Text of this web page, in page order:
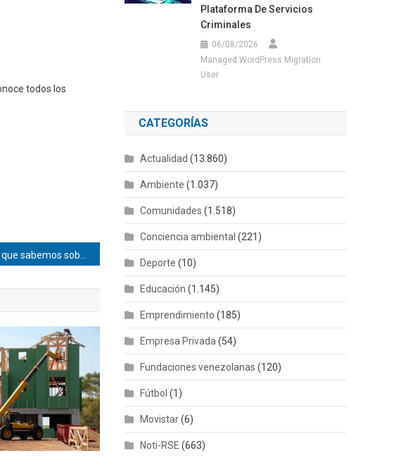
todos los
Plataforma De Servicios
Criminales
06/08/2026
Managed WordPress Migration
User
CATEGORÍAS
Actualidad (13.860)
Ambiente (1.037)
Comunidades (1.518)
Conciencia ambiental (221)
Deporte (10)
Educación (1.145)
Emprendimiento (185)
Empresa Privada (54)
Fundaciones venezolanas (120)
Fútbol (1)
Movistar(6)
Noti-RSE (663)